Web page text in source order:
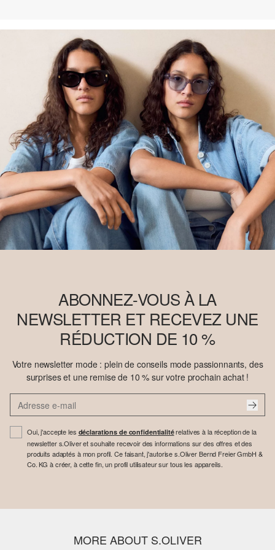
ABONNEZ-VOUS À LA
NEWSLETTER ET RECEVEZ UNE
RÉDUCTION DE 10 %
Votre newsletter mode : plein de conseils mode passionnants, des
surprises et une remise de 10 % sur votre prochain achat !
Oui, j'accepte les déclarations de confidentialitérelatives à la réception de la
newsletter s.Oliver et souhaite recevoir des informations sur des offres et des
produits adaptés à mon profil. Ce faisant, j'autorise s.Oliver Bernd Freier GmbH &
Co. KG à créer, à cette fin, un profil utilisateur sur tous les appareils.
MORE ABOUT S.OLIVER